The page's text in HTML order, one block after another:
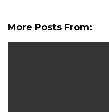
More Posts From: